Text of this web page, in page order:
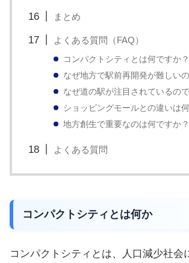
まとめ
よくある質問（FAQ）
コンパクトシティとは何ですか？
なぜ地方で駅前再開発が難しい
なぜ道の駅が注目されているの
ショッピングモールとの違いは
地方創生で重要なのは何ですか？
よくある質問
コンパクトシティとは何か
コンパクトシティとは、人口減少社会